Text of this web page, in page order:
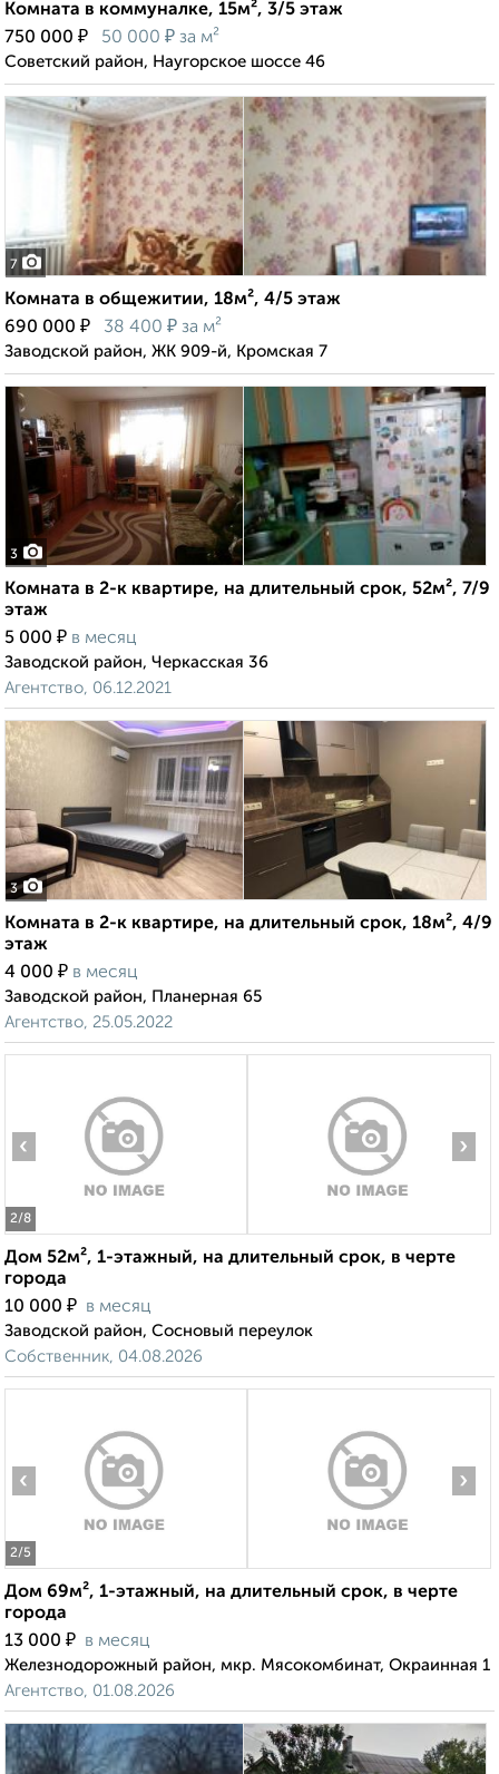
Комната в коммуналке, 15м², 3/5 этаж
750 000 ₽ 50 000 ₽ за м²
Советский район, Наугорское шоссе 46
7
Комната в общежитии, 18м², 4/5 этаж
690 000 ₽ 38 400 ₽ за м²
Заводской район, ЖК 909-й, Кромская 7
3
Комната в 2-к квартире, на длительный срок, 52м², 7/9
этаж
5 000 ₽ в месяц
Заводской район, Черкасская 36
Агентство, 06.12.2021
3
Комната в 2-к квартире, на длительный срок, 18м², 4/9
этаж
4 000 ₽ в месяц
Заводской район, Планерная 65
Агентство, 25.05.2022
2/8
‹ ›
Дом 52м², 1-этажный, на длительный срок, в черте
города
10 000 ₽ в месяц
Заводской район, Сосновый переулок
Собственник, 04.08.2026
2/5
‹ ›
Дом 69м², 1-этажный, на длительный срок, в черте
города
13 000 ₽ в месяц
Железнодорожный район, мкр. Мясокомбинат, Окраинная 1
Агентство, 01.08.2026